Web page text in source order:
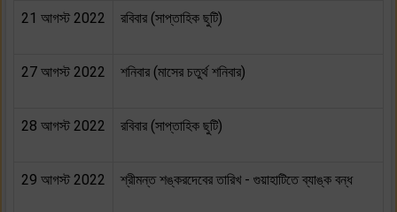
21 আগস্ট 2022 রবিবার (সাপ্তাহিক ছুটি)
27 আগস্ট 2022 শনিবার (মাসের চতুর্থ শনিবার)
28 আগস্ট 2022 রবিবার (সাপ্তাহিক ছুটি)
29 আগস্ট 2022 শ্রীমন্ত শঙ্করদেবের তারিখ - গুয়াহাটিতে ব্যাঙ্ক বন্ধ